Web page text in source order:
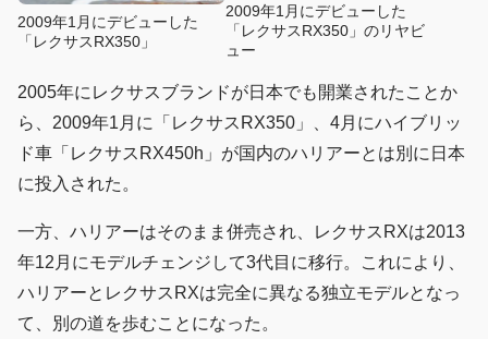
2009年1月にデビューした
「レクサスRX350」
2009年1月にデビューした
「レクサスRX350」のリヤビ
ュー
2005年にレクサスブランドが日本でも開業されたことか
ら、2009年1月に「レクサスRX350」、4月にハイブリッ
ド車「レクサスRX450h」が国内のハリアーとは別に日本
に投入された。
一方、ハリアーはそのまま併売され、レクサスRXは2013
年12月にモデルチェンジして3代目に移行。これにより、
ハリアーとレクサスRXは完全に異なる独立モデルとなっ
て、別の道を歩むことになった。